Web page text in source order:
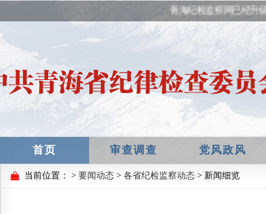
青海纪检监察网已经升
首页 审查调查 党风政风
当前位置： > 要闻动态 > 各省纪检监察动态 > 新闻细览